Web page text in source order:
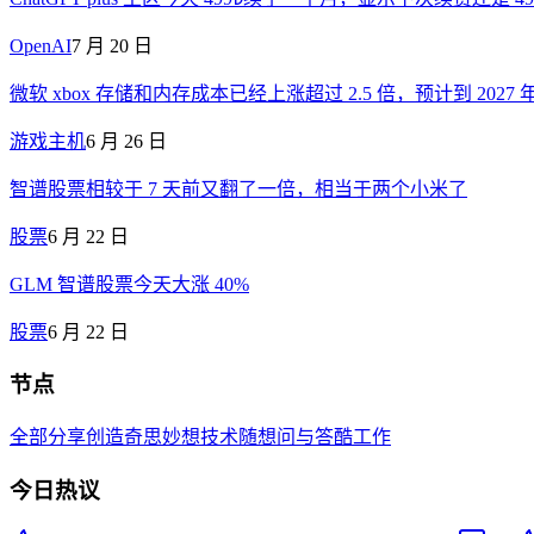
OpenAI7 月 20 日
微软 xbox 存储和内存成本已经上涨超过 2.5 倍，预计到 2027
游戏主机6 月 26 日
智谱股票相较于 7 天前又翻了一倍，相当于两个小米了
股票6 月 22 日
GLM 智谱股票今天大涨 40%
股票6 月 22 日
节点
全部分享创造奇思妙想技术随想问与答酷工作
今日热议